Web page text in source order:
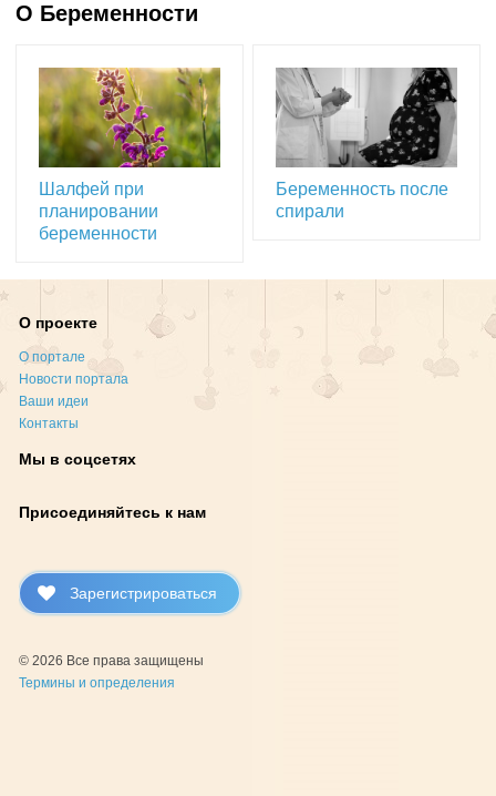
О Беременности
Шалфей при
планировании
беременности
Беременность после
спирали
О проекте
О портале
Новости портала
Ваши идеи
Контакты
Мы в соцсетях
Присоединяйтесь к нам
Зарегистрироваться
© 2026 Все права защищены
Термины и определения